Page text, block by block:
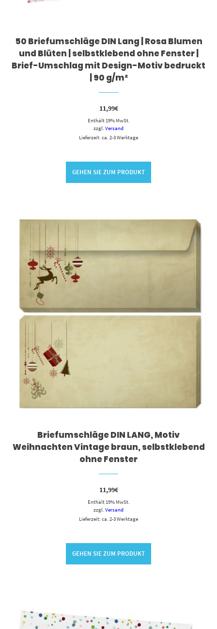
50 Briefumschläge DIN Lang | Rosa Blumen
und Blüten | selbstklebend ohne Fenster |
Brief-Umschlag mit Design-Motiv bedruckt
| 90 g/m²
11,99€
Enthält 19% MwSt.
zzgl. Versand
Lieferzeit: ca. 2-3 Werktage
GEHEN SIE ZUM PRODUKT
Briefumschläge DIN LANG, Motiv
Weihnachten Vintage braun, selbstklebend
ohne Fenster
11,99€
Enthält 19% MwSt.
zzgl. Versand
Lieferzeit: ca. 2-3 Werktage
GEHEN SIE ZUM PRODUKT